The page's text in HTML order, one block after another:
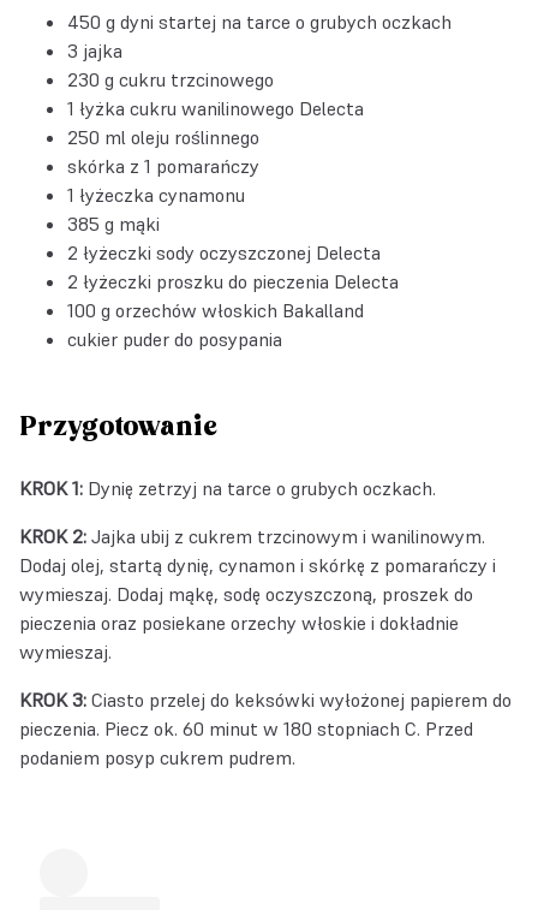
450 g dyni startej na tarce o grubych oczkach
3 jajka
230 g cukru trzcinowego
1 łyżka cukru wanilinowego Delecta
250 ml oleju roślinnego
skórka z 1 pomarańczy
1 łyżeczka cynamonu
385 g mąki
2 łyżeczki sody oczyszczonej Delecta
2 łyżeczki proszku do pieczenia Delecta
100 g orzechów włoskich Bakalland
cukier puder do posypania
Przygotowanie
KROK 1: Dynię zetrzyj na tarce o grubych oczkach.
KROK 2: Jajka ubij z cukrem trzcinowym i wanilinowym.
Dodaj olej, startą dynię, cynamon i skórkę z pomarańczy i
wymieszaj. Dodaj mąkę, sodę oczyszczoną, proszek do
pieczenia oraz posiekane orzechy włoskie i dokładnie
wymieszaj.
KROK 3: Ciasto przelej do keksówki wyłożonej papierem do
pieczenia. Piecz ok. 60 minut w 180 stopniach C. Przed
podaniem posyp cukrem pudrem.